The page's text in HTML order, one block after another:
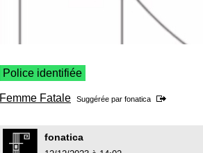
Police identifiée
Femme Fatale Suggérée par fonatica
fonatica